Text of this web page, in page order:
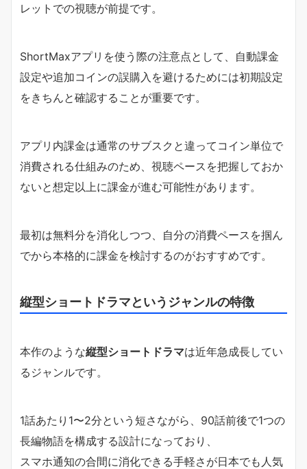
レットでの視聴が前提です。
ShortMaxアプリを使う際の注意点として、自動課金
設定や追加コインの誤購入を避けるためには初期設定
をきちんと確認することが重要です。
アプリ内課金は通常のサブスクと違ってコイン単位で
消費される仕組みのため、視聴ペースを把握しておか
ないと想定以上に課金が進む可能性があります。
最初は無料分を消化しつつ、自分の消費ペースを掴ん
でから本格的に課金を検討するのがおすすめです。
縦型ショートドラマというジャンルの特徴
本作のような縦型ショートドラマは近年急成長してい
るジャンルです。
1話あたり1〜2分という短さながら、90話前後で1つの
長編物語を構成する設計になっており、
スマホ通知の合間に消化できる手軽さが日本でも人気